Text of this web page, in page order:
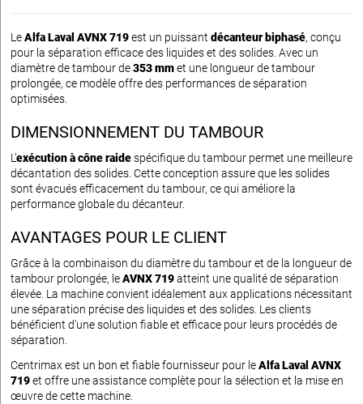
LeAlfa Laval AVNX 719est un puissant décanteur biphasé, conçu
pour la séparation efficace des liquides et des solides. Avec un
diamètre de tambour de353 mmet une longueur de tambour
prolongée, ce modèle offre des performances de séparation
optimisées.
DIMENSIONNEMENT DU TAMBOUR
L’exécution à cône raidespécifique du tambour permet une meilleure
décantation des solides. Cette conception assure que les solides
sont évacués efficacement du tambour, ce qui améliore la
performance globale du décanteur.
AVANTAGES POUR LE CLIENT
Grâce à la combinaison du diamètre du tambour et de la longueur de
tambour prolongée, leAVNX 719atteint une qualité de séparation
élevée. La machine convient idéalement aux applications nécessitant
une séparation précise des liquides et des solides. Les clients
bénéficient d’une solution fiable et efficace pour leurs procédés de
séparation.
Centrimax est un bon et fiable fournisseur pour leAlfa Laval AVNX
719et offre une assistance complète pour la sélection et la mise en
œuvre de cette machine.